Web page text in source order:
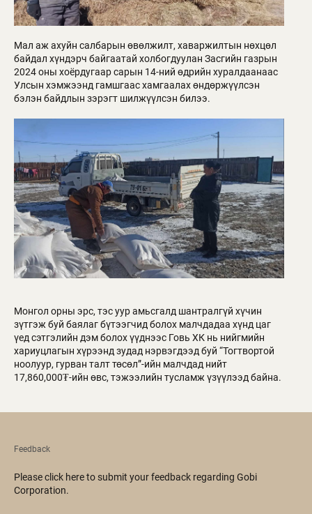
Мал аж ахуйн салбарын өвөлжилт, хаваржилтын нөхцөл
байдал хүндэрч байгаатай холбогдуулан Засгийн газрын
2024 оны хоёрдугаар сарын 14-ний өдрийн хуралдаанаас
Улсын хэмжээнд гамшгаас хамгаалах өндөржүүлсэн
бэлэн байдлын зэрэгт шилжүүлсэн билээ.
Монгол орны эрс, тэс уур амьсгалд шантралгүй хүчин
зүтгэж буй баялаг бүтээгчид болох малчдадаа хүнд цаг
үед сэтгэлийн дэм болох үүднээс Говь ХК нь нийгмийн
хариуцлагын хүрээнд зудад нэрвэгдээд буй “Тогтвортой
ноолуур, гурван талт төсөл”-ийн малчдад нийт
17,860,000₮-ийн өвс, тэжээлийн тусламж үзүүлээд байна.
Feedback
Please click here to submit your feedback regarding Gobi
Corporation.